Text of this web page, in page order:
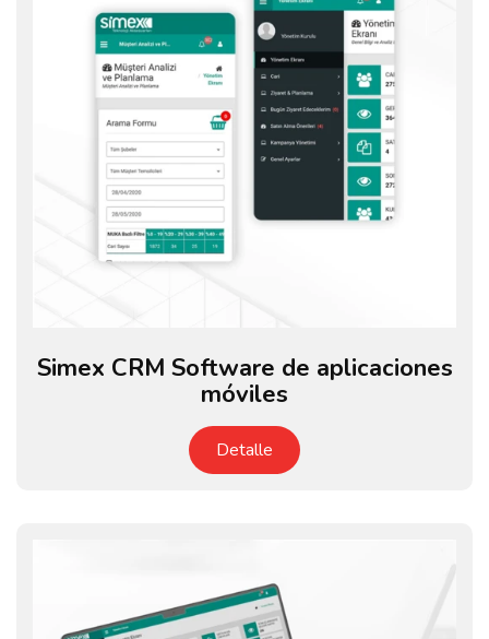
Simex CRM Software de aplicaciones
móviles
Detalle